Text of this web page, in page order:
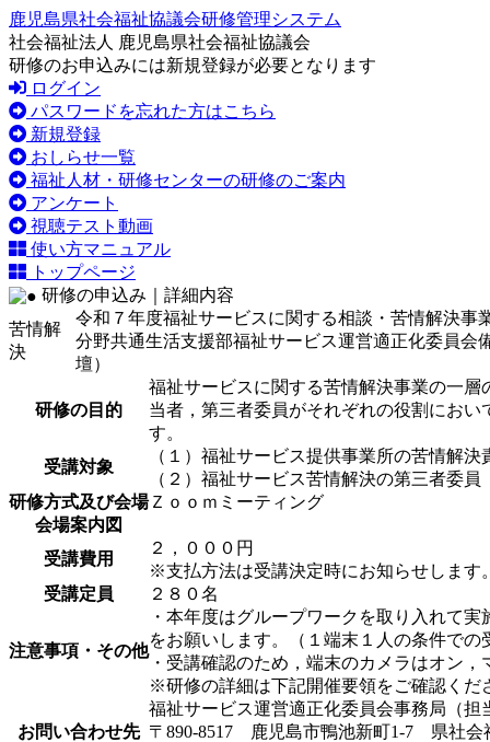
鹿児島県社会福祉協議会研修管理システム
社会福祉法人 鹿児島県社会福祉協議会
研修のお申込みには新規登録が必要となります
ログイン
パスワードを忘れた方はこちら
新規登録
おしらせ一覧
福祉人材・研修センターの研修のご案内
アンケート
視聴テスト動画
使い方マニュアル
トップページ
研修の申込み｜詳細内容
苦情解
決
令和７年度福祉サービスに関する相談・苦情解決事
分野共通生活支援部福祉サービス運営適正化委員会
壇）
研修の目的
福祉サービスに関する苦情解決事業の一
当者，第三者委員がそれぞれの役割にお
す。
受講対象
（１）福祉サービス提供事業所の苦情解
（２）福祉サービス苦情解決の第三者委員
研修方式及び会場Ｚｏｏｍミーティング
会場案内図
受講費用
２，０００円
※支払方法は受講決定時にお知らせします
受講定員
２８０名
注意事項・その他
・本年度はグループワークを取り入れて
をお願いします。（１端末１人の条件で
・受講確認のため，端末のカメラはオン
※研修の詳細は下記開催要領をご確認くだ
お問い合わせ先
福祉サービス運営適正化委員会事務局（担
〒890-8517 鹿児島市鴨池新町1-7 県社